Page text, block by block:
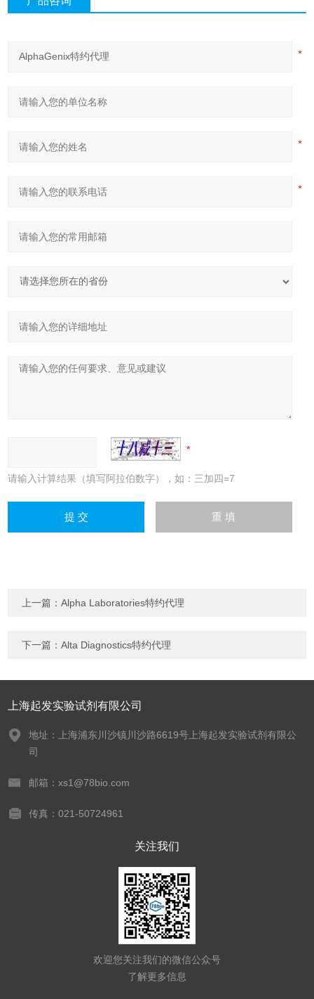
请输入计算结果（填写阿拉伯数字），如：三加四=7
上一篇：Alpha Laboratories特约代理
下一篇：Alta Diagnostics特约代理
上海起发实验试剂有限公司
地址：上海浦东川沙镇川沙路6619号上海起发实验试剂有限公
司
邮箱：xs1@78bio.com
传真：021-50724961
关注我们
欢迎您关注我们的微信公众号
了解更多信息